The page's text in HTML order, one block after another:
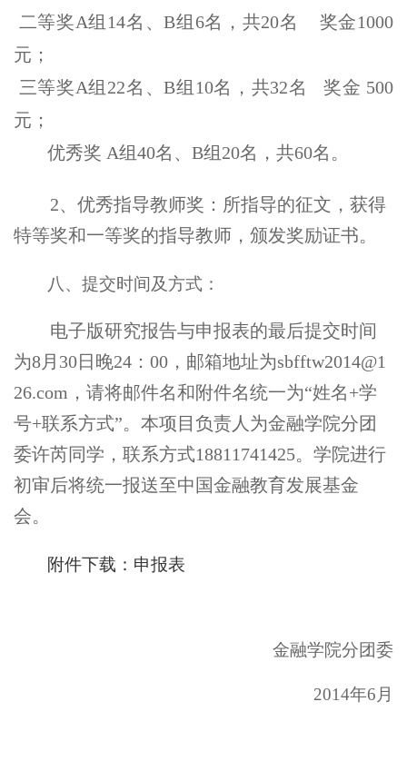
二等奖A组14名、B组6名，共20名 奖金1000
元；
三等奖A组22名、B组10名，共32名 奖金 500
元；
优秀奖 A组40名、B组20名，共60名。
2、优秀指导教师奖：所指导的征文，获得
特等奖和一等奖的指导教师，颁发奖励证书。
八、提交时间及方式：
电子版研究报告与申报表的最后提交时间
为8月30日晚24：00，邮箱地址为sbfftw2014@1
26.com，请将邮件名和附件名统一为“姓名+学
号+联系方式”。本项目负责人为金融学院分团
委许芮同学，联系方式18811741425。学院进行
初审后将统一报送至中国金融教育发展基金
会。
附件下载：申报表
金融学院分团委
2014年6月